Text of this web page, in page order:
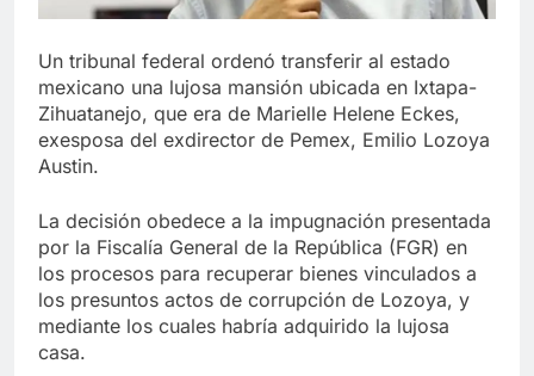
Un tribunal federal ordenó transferir al estado
mexicano una lujosa mansión ubicada en Ixtapa-
Zihuatanejo, que era de Marielle Helene Eckes,
exesposa del exdirector de Pemex, Emilio Lozoya
Austin.
La decisión obedece a la impugnación presentada
por la Fiscalía General de la República (FGR) en
los procesos para recuperar bienes vinculados a
los presuntos actos de corrupción de Lozoya, y
mediante los cuales habría adquirido la lujosa
casa.